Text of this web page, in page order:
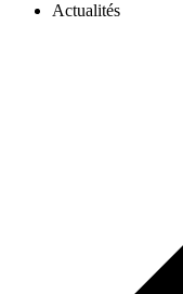
Actualités